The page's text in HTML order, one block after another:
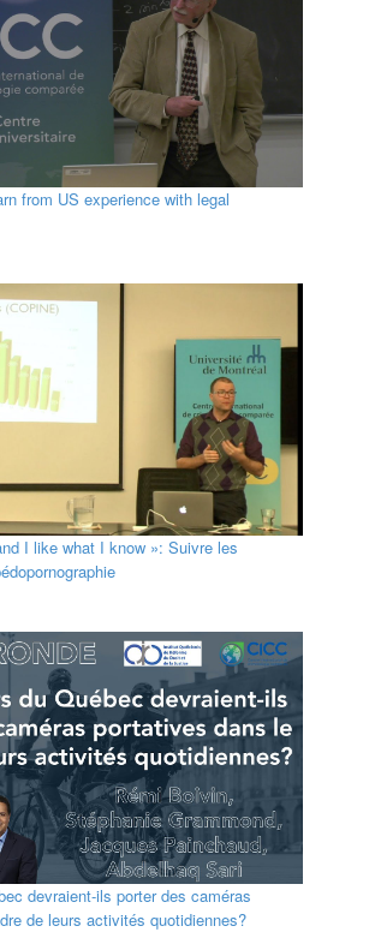
from US experience with legal
I like what I know »: Suivre les
devraient-ils porter des caméras
de leurs activités quotidiennes?